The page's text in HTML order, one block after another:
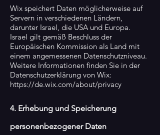
Wix speichert Daten möglicherweise auf
Servern in verschiedenen Ländern,
darunter Israel, die USA und Europa.
Israel gilt gemäß Beschluss der
Europäischen Kommission als Land mit
einem angemessenen Datenschutzniveau.
Weitere Informationen finden Sie in der
Datenschutzerklärung von Wix:
https://de.wix.com/about/privacy
4. Erhebung und Speicherung
personenbezogener Daten